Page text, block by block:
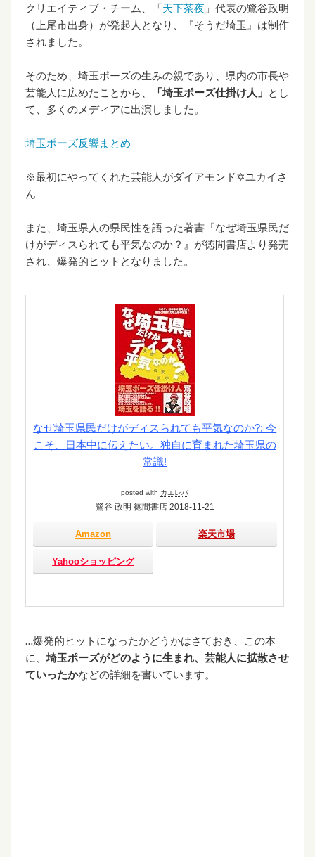
クリエイティブ・チーム、「天下茶夜 」代表の鷺谷政明
（上尾市出身）が発起人となり、『そうだ埼玉』は制作
されました。
そのため、埼玉ポーズの生みの親であり、県内の市長や
芸能人に広めたことから、
「埼玉ポーズ仕掛け人」 とし
て、多くのメディアに出演しました。
埼玉ポーズ反響まとめ
※最初にやってくれた芸能人がダイアモンド✡ユカイさ
ん
また、埼玉県人の県民性を語った著書『なぜ埼玉県民だ
けがディスられても平気なのか？』が徳間書店より発売
され、爆発的ヒットとなりました。
なぜ埼玉県民だけがディスられても平気なのか?: 今
こそ、日本中に伝えたい。独自に育まれた埼玉県の
常識!
posted with カエレバ
鷺谷 政明 徳間書店 2018-11-21
Amazon 楽天市場
Yahooショッピング
…爆発的ヒットになったかどうかはさておき、この本
に、 埼玉ポーズがどのように生まれ、芸能人に拡散させ
ていったかなどの詳細を書いています。